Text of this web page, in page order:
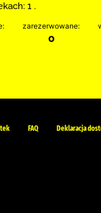
1 .
zarezerwowane:
0
FAQ Deklaracja